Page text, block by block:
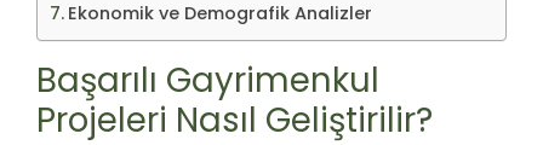
Ekonomik ve Demografik Analizler
Başarılı Gayrimenkul
Projeleri Nasıl Geliştirilir?